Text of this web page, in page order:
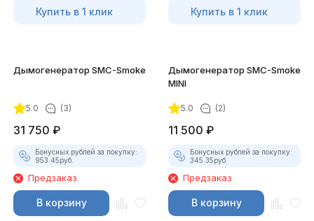
Купить в 1 клик Купить в 1 клик
Дымогенератор SMC-Smoke
5.0 (3)
31 750 ₽
Бонусных рублей за покупку:
953.45руб.
Предзаказ
В корзину
Дымогенератор SMC-Smoke
MINI
5.0 (2)
11 500 ₽
Бонусных рублей за покупку:
345.35руб.
Предзаказ
В корзину